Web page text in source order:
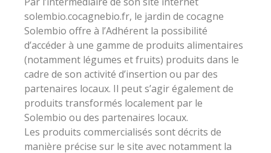
solembio.cocagnebio.fr, le jardin de cocagne
Solembio offre à l’Adhérent la possibilité
d’accéder à une gamme de produits alimentaires
(notamment légumes et fruits) produits dans le
cadre de son activité d’insertion ou par des
partenaires locaux. Il peut s’agir également de
produits transformés localement par le
Solembio ou des partenaires locaux.
Les produits commercialisés sont décrits de
manière précise sur le site avec notamment la